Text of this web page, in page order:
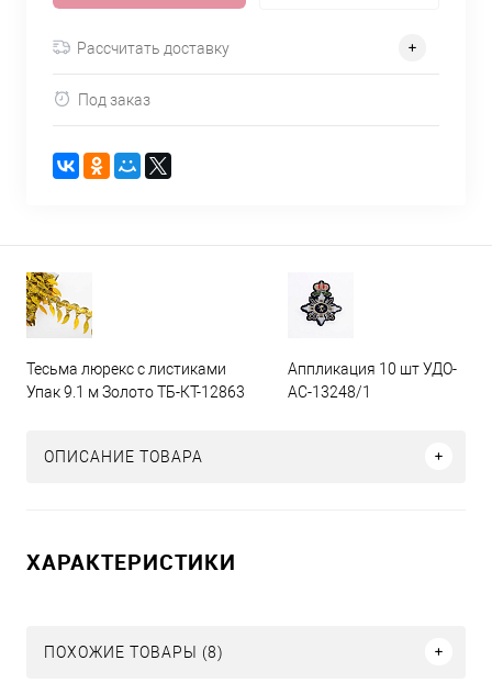
Рассчитать доставку
Под заказ
Тесьма люрекс с листиками
Упак 9.1 м Золото ТБ-КТ-12863
Аппликация 10 шт УДО-
АС-13248/1
ОПИСАНИЕ ТОВАРА
ХАРАКТЕРИСТИКИ
ПОХОЖИЕ ТОВАРЫ (8)